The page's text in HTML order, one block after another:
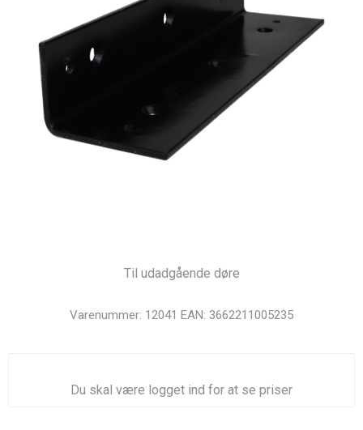
Til udadgående døre
Varenummer: 12041 EAN: 3662211005235
Du skal være logget ind for at se priser